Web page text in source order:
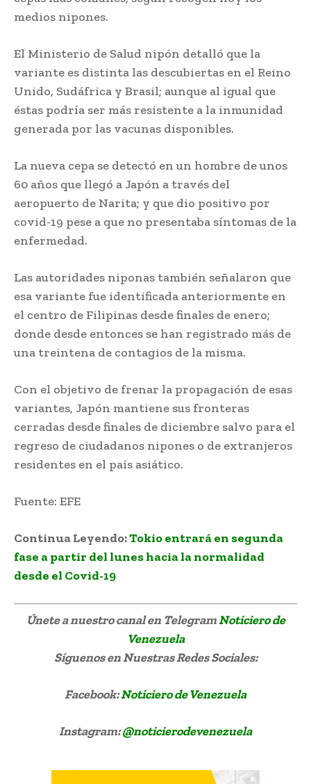
medios nipones.
El Ministerio de Salud nipón detalló que la
variante es distinta las descubiertas en el Reino
Unido, Sudáfrica y Brasil; aunque al igual que
éstas podría ser más resistente a la inmunidad
generada por las vacunas disponibles.
La nueva cepa se detectó en un hombre de unos
60 años que llegó a Japón a través del
aeropuerto de Narita; y que dio positivo por
covid-19 pese a que no presentaba síntomas de la
enfermedad.
Las autoridades niponas también señalaron que
esa variante fue identificada anteriormente en
el centro de Filipinas desde finales de enero;
donde desde entonces se han registrado más de
una treintena de contagios de la misma.
Con el objetivo de frenar la propagación de esas
variantes, Japón mantiene sus fronteras
cerradas desde finales de diciembre salvo para el
regreso de ciudadanos nipones o de extranjeros
residentes en el país asiático.
Fuente: EFE
Continua Leyendo:Tokio entrará en segunda
fase a partir del lunes hacia la normalidad
desde el Covid-19
Únete a nuestro canal en TelegramNoticiero de
Venezuela
Síguenosen Nuestras Redes Sociales:
Facebook:Noticiero de Venezuela
Instagram:@noticierodevenezuela